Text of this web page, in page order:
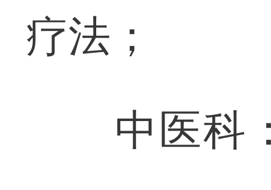
疗法；
中医科：